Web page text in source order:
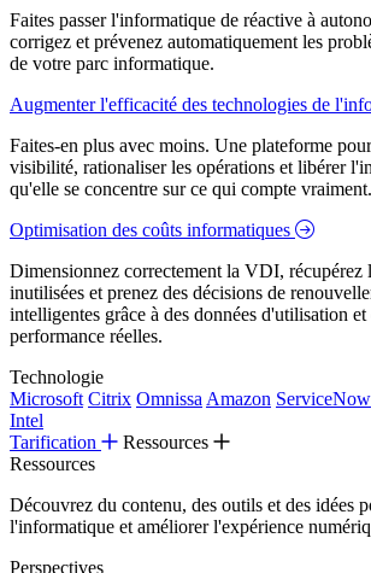
Faites passer l'informatique de réactive à
corrigez et prévenez automatiquement les
de votre parc informatique.
Augmenter l'efficacité des technologies de
Faites-en plus avec moins. Une plateforme
visibilité, rationaliser les opérations et libérer
qu'elle se concentre sur ce qui compte vraiment.
Optimisation des coûts informatiques
Dimensionnez correctement la VDI, récupérez
inutilisées et prenez des décisions de
intelligentes grâce à des données d'utilisation et
performance réelles.
Technologie
Microsoft Citrix Omnissa Amazon ServiceNow
Intel
Tarification
Ressources
Ressources
Découvrez du contenu, des outils et des idées
l'informatique et améliorer l'expérience
Perspectives